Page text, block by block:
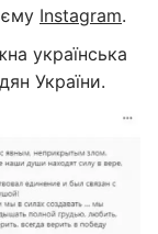
Instagram.
українська
України.